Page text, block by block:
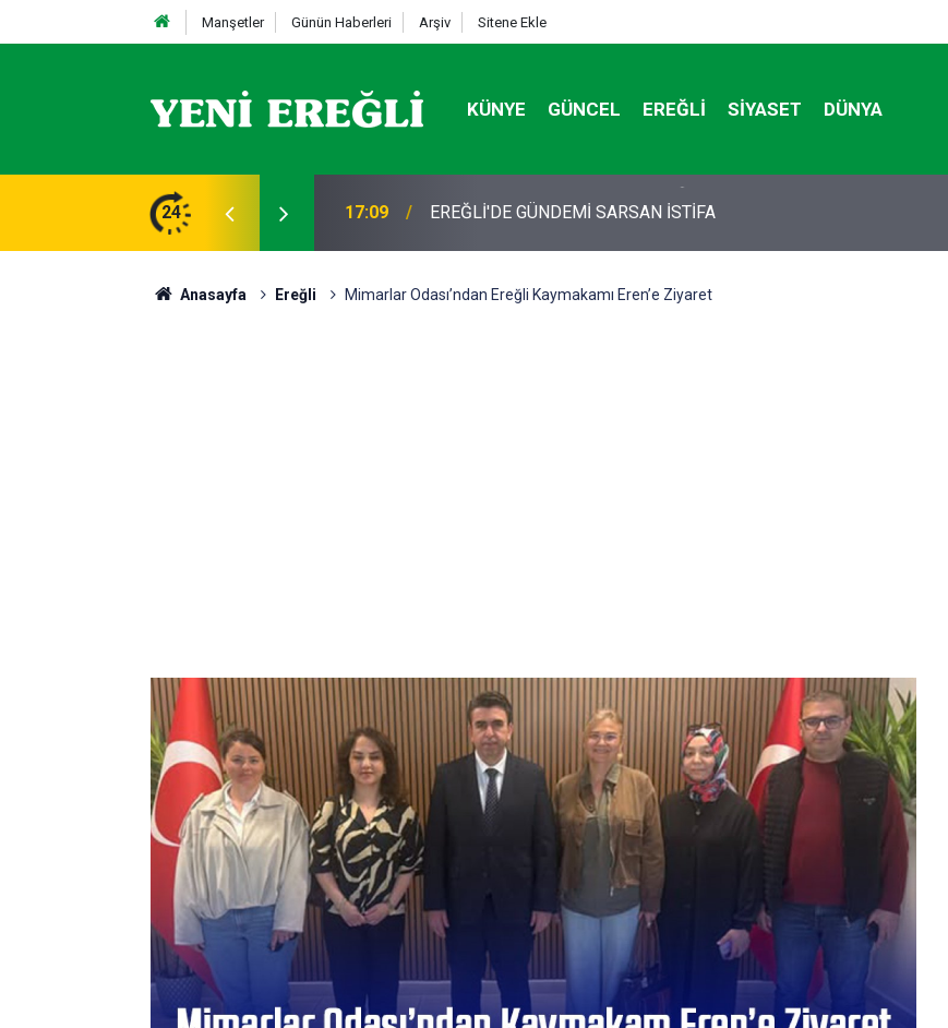
Manşetler Günün Haberleri Arşiv Sitene Ekle
KÜNYE GÜNCEL EREĞLI SIYASET DÜNYA
24
Vefat Edenler 17:09 EREĞLİ'DE GÜNDEMİ SARSAN İSTİFA
Anasayfa Ereğli Mimarlar Odası’ndan Ereğli Kaymakamı Eren’e Ziyaret